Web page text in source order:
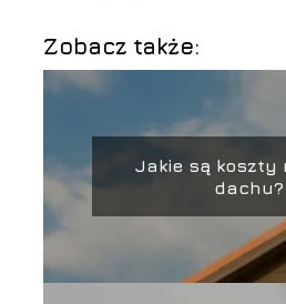
Zobacz także:
Jakie są koszty
dachu?